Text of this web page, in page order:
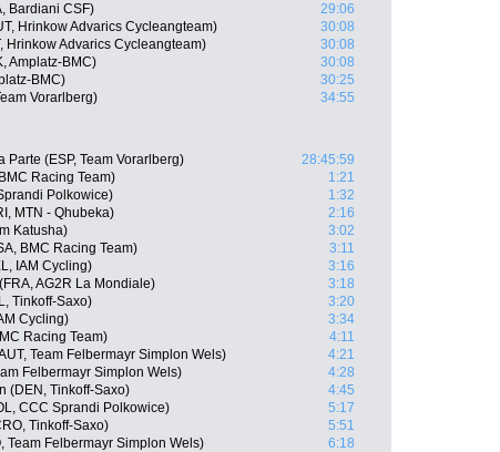
Bardiani CSF)
29:06
Hrinkow Advarics Cycleangteam)
30:08
Hrinkow Advarics Cycleangteam)
30:08
Amplatz-BMC)
30:08
BMC)
30:25
Vorarlberg) 34:55
Parte (ESP, Team Vorarlberg)
28:45:59
Racing Team)
1:21
Polkowice)
1:32
MTN - Qhubeka)
2:16
Katusha)
3:02
BMC Racing Team)
3:11
IAM Cycling)
3:16
AG2R La Mondiale)
3:18
Tinkoff-Saxo)
3:20
Cycling)
3:34
Racing Team)
4:11
Team Felbermayr Simplon Wels)
4:21
Felbermayr Simplon Wels)
4:28
(DEN, Tinkoff-Saxo)
4:45
CCC Sprandi Polkowice)
5:17
Tinkoff-Saxo)
5:51
Team Felbermayr Simplon Wels)
6:18